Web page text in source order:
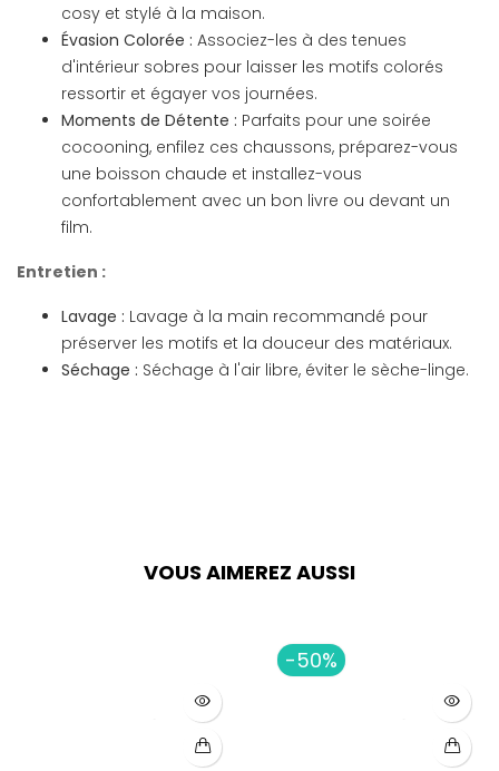
cosy et stylé à la maison.
Évasion Colorée : Associez-les à des tenues
d'intérieur sobres pour laisser les motifs colorés
ressortir et égayer vos journées.
Moments de Détente : Parfaits pour une soirée
cocooning, enfilez ces chaussons, préparez-vous
une boisson chaude et installez-vous
confortablement avec un bon livre ou devant un
film.
Entretien :
Lavage : Lavage à la main recommandé pour
préserver les motifs et la douceur des matériaux.
Séchage : Séchage à l'air libre, éviter le sèche-linge.
VOUS AIMEREZ AUSSI
-50%